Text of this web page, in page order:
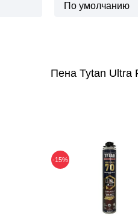
По умолчанию
Пена Tytan Ultra
-15%